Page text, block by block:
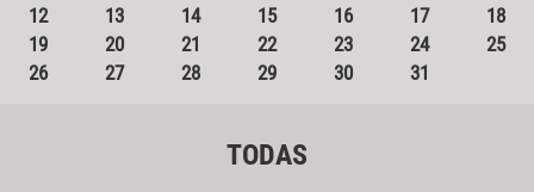
12
13 14 15 16 17
18
19
20 21 22 23 24
25
26
27 28 29 30 31
TODAS